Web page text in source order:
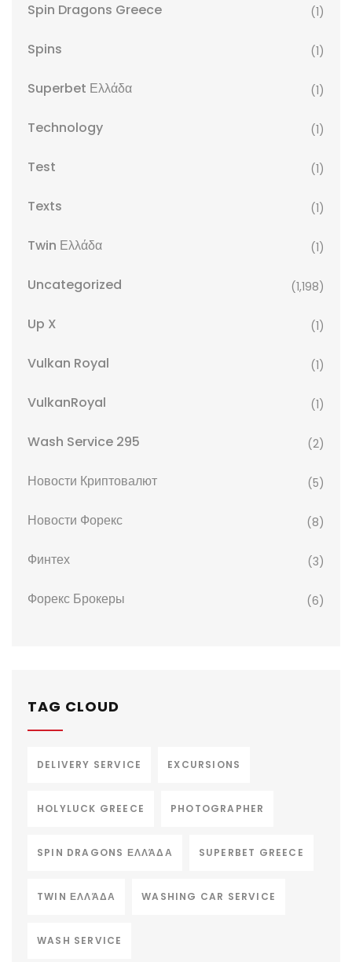
Spin Dragons Greece (1)
Spins (1)
Superbet Ελλάδα (1)
Technology (1)
Test (1)
Texts (1)
Twin Ελλάδα (1)
Uncategorized (1,198)
Up X (1)
Vulkan Royal (1)
VulkanRoyal (1)
Wash Service 295 (2)
Новости Криптовалют (5)
Новости Форекс (8)
Финтех (3)
Форекс Брокеры (6)
TAG CLOUD
DELIVERY SERVICE EXCURSIONS
HOLYLUCK GREECE PHOTOGRAPHER
SPIN DRAGONS ΕΛΛΆΔΑ SUPERBET GREECE
TWIN ΕΛΛΆΔΑ WASHING CAR SERVICE
WASH SERVICE